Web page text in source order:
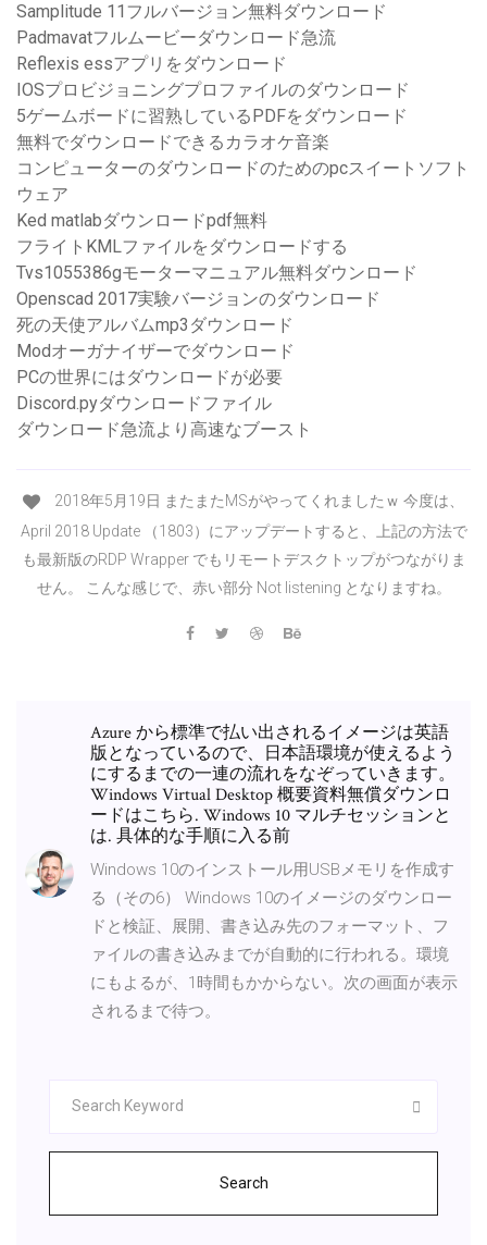
Samplitude 11フルバージョン無料ダウンロード
Padmavatフルムービーダウンロード急流
Reflexis essアプリをダウンロード
IOSプロビジョニングプロファイルのダウンロード
5ゲームボードに習熟しているPDFをダウンロード
無料でダウンロードできるカラオケ音楽
コンピューターのダウンロードのためのpcスイートソフト
ウェア
Ked matlabダウンロードpdf無料
フライトKMLファイルをダウンロードする
Tvs1055386gモーターマニュアル無料ダウンロード
Openscad 2017実験バージョンのダウンロード
死の天使アルバムmp3ダウンロード
Modオーガナイザーでダウンロード
PCの世界にはダウンロードが必要
Discord.pyダウンロードファイル
ダウンロード急流より高速なブースト
2018年5月19日 またまたMSがやってくれましたｗ 今度は、
April 2018 Update （1803）にアップデートすると、上記の方法で
も最新版のRDP Wrapper でもリモートデスクトップがつながりま
せん。 こんな感じで、赤い部分 Not listening となりますね。
Azure から標準で払い出されるイメージは英語
版となっているので、日本語環境が使えるよう
にするまでの一連の流れをなぞっていきます。
Windows Virtual Desktop 概要資料無償ダウンロ
ードはこちら. Windows 10 マルチセッションと
は. 具体的な手順に入る前
Windows 10のインストール用USBメモリを作成す
る（その6） Windows 10のイメージのダウンロー
ドと検証、展開、書き込み先のフォーマット、フ
ァイルの書き込みまでが自動的に行われる。環境
にもよるが、1時間もかからない。次の画面が表示
されるまで待つ。
Search